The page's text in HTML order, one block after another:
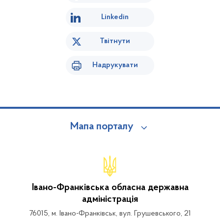
Linkedin
Твітнути
Надрукувати
Мапа порталу
Івано-Франківська обласна державна
адміністрація
76015, м. Івано-Франківськ, вул. Грушевського, 21